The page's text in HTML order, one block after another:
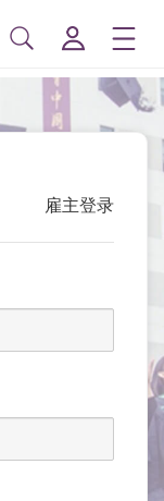
雇主登录